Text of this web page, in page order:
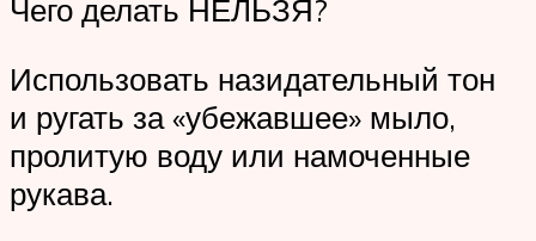
Чего делать НЕЛЬЗЯ?
Использовать назидательный тон
и ругать за «убежавшее» мыло,
пролитую воду или намоченные
рукава.